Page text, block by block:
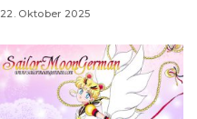
22. Oktober 2025